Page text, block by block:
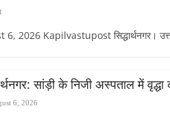
Kapilvastupost सिद्धार्थनगर। उत्तर
सांड़ी के निजी अस्पताल में
6, 2026